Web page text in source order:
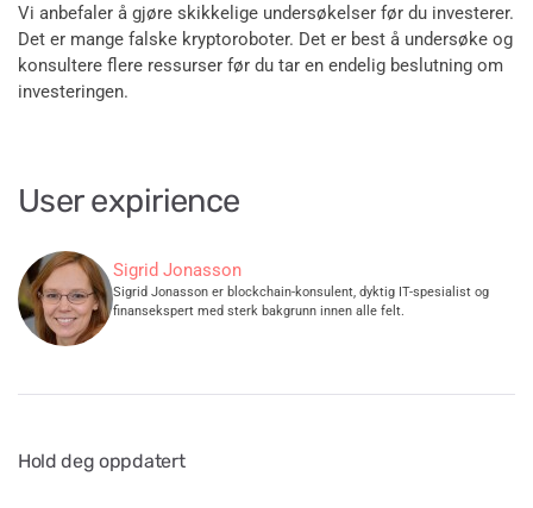
Vi anbefaler å gjøre skikkelige undersøkelser før du investerer.
Det er mange falske kryptoroboter. Det er best å undersøke og
konsultere flere ressurser før du tar en endelig beslutning om
investeringen.
User expirience
Sigrid Jonasson
Sigrid Jonasson er blockchain-konsulent, dyktig IT-spesialist og
finansekspert med sterk bakgrunn innen alle felt.
Hold deg oppdatert